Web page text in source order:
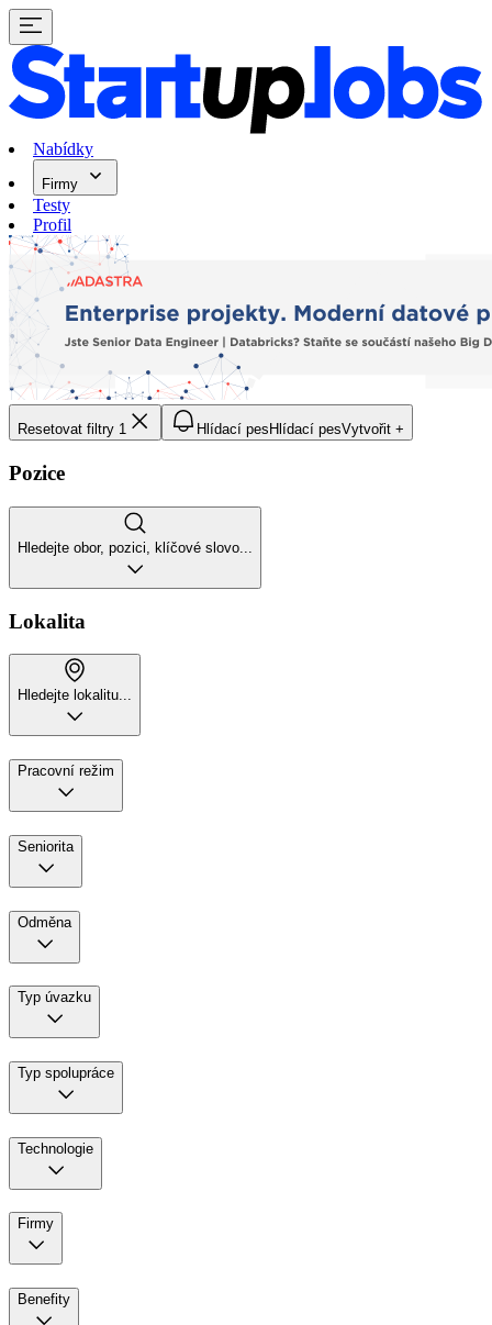
Nabídky
Firmy
Testy
Profil
Resetovat filtry 1 Hlídací pes Hlídací pesVytvořit +
Pozice
Hledejte obor, pozici, klíčové slovo...
Lokalita
Hledejte lokalitu...
Pracovní režim
Seniorita
Odměna
Typ úvazku
Typ spolupráce
Technologie
Firmy
Benefity